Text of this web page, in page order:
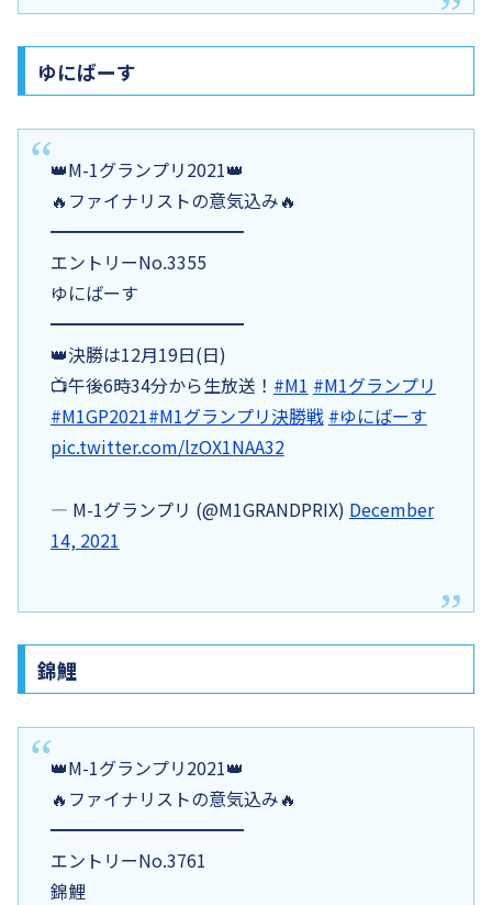
ゆにばーす
👑M-1グランプリ2021👑
🔥ファイナリストの意気込み🔥
━━━━━━━━━━━
エントリーNo.3355
ゆにばーす
━━━━━━━━━━━
👑決勝は12月19日(日)
📺午後6時34分から生放送！ #M1 #M1グランプリ
#M1GP2021#M1グランプリ決勝戦 #ゆにばーす
pic.twitter.com/lzOX1NAA32
— M-1グランプリ (@M1GRANDPRIX) December
14, 2021
錦鯉
👑M-1グランプリ2021👑
🔥ファイナリストの意気込み🔥
━━━━━━━━━━━
エントリーNo.3761
錦鯉